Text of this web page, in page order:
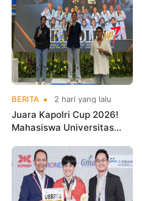
BERITA 2 hari yang lalu
Juara Kapolri Cup 2026!
Mahasiswa Universitas
Nama Kampus di Kejurnas
Taekwondo